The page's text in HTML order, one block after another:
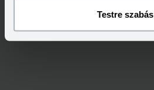
Testre szabás